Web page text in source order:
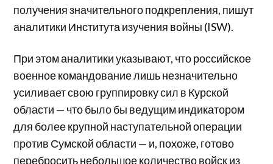
получения значительного подкрепления, пишут
аналитики Института изучения войны (ISW).
При этом аналитики указывают, что российское
военное командование лишь незначительно
усиливает свою группировку сил в Курской
области — что было бы ведущим индикатором
для более крупной наступательной операции
против Сумской области — и, похоже, готово
перебросить небольшое количество войск из